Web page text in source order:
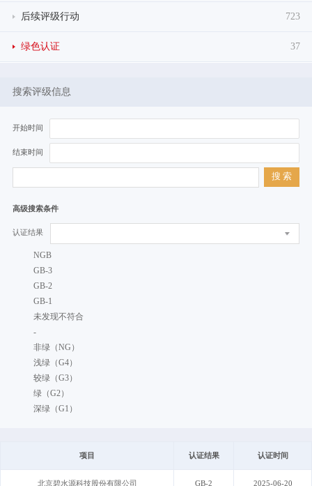
后续评级行动 723
绿色认证 37
搜索评级信息
开始时间
结束时间
搜 索
高级搜索条件
认证结果
NGB
GB-3
GB-2
GB-1
未发现不符合
-
非绿（NG）
浅绿（G4）
较绿（G3）
绿（G2）
深绿（G1）
项目 认证结果 认证时间
北京碧水源科技股份有限公司 GB-2 2025-06-20